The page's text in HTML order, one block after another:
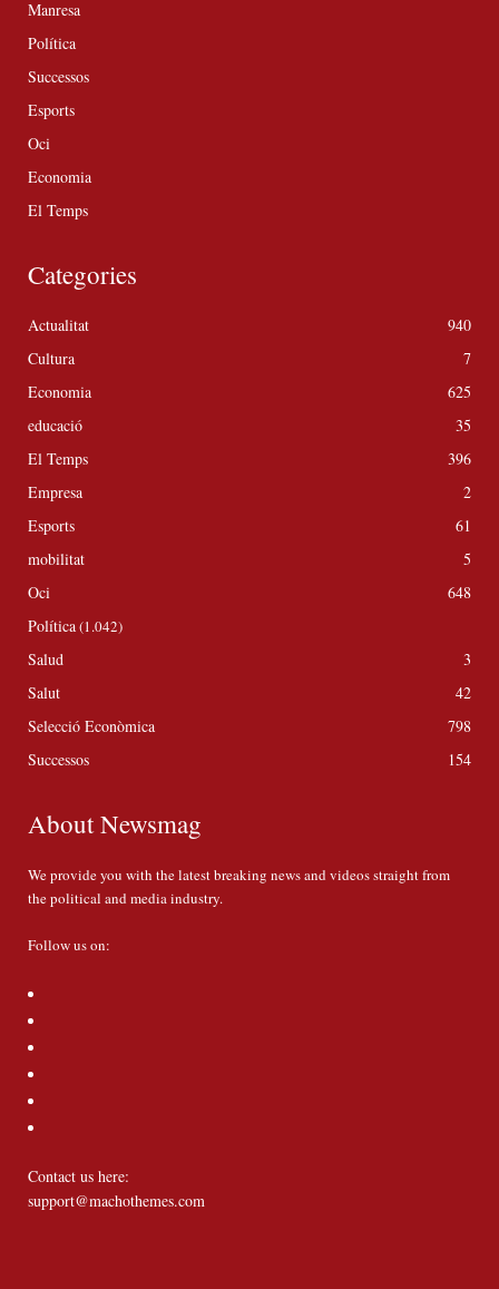
Manresa
Política
Successos
Esports
Oci
Economia
El Temps
Categories
Actualitat
940
Cultura
7
Economia
625
educació
35
El Temps
396
Empresa
2
Esports
61
mobilitat
5
Oci
648
Política(1.042)
Salud
3
Salut
42
Selecció Econòmica
798
Successos
154
About Newsmag
We provide you with the latest breaking news and videos straight from
the political and media industry.
Follow us on:
Contact us here:
support@machothemes.com